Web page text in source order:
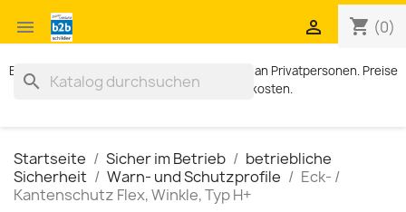
 shopping_cart (0)

Exklusiv für Geschäftskunden. Kein Verkauf an Privatpersonen. Preise
zzgl. MWST und Versandkosten.
search
Startseite Sicher im Betrieb
betriebliche
Sicherheit
Warn- und Schutzprofile
Eck- /
Kantenschutz Flex, Winkle, Typ H+